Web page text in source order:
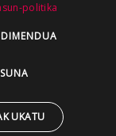
politika
UKATU